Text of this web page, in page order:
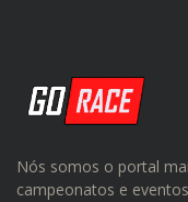
Nós somos o portal
campeonatos e